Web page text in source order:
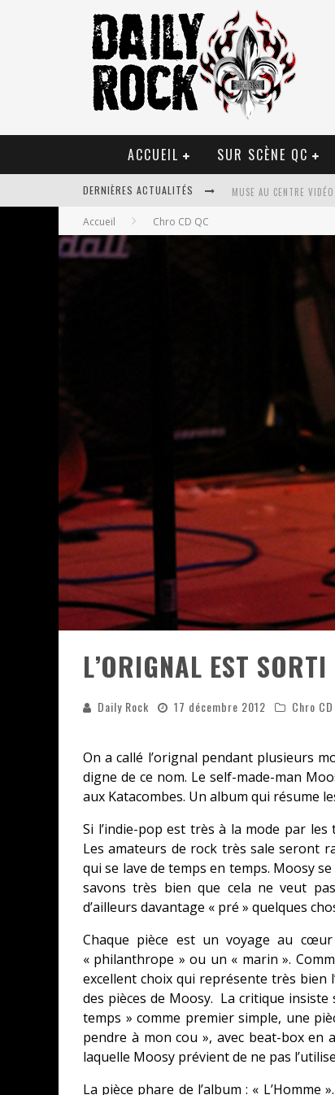
ACCUEIL SUR SCÈNE QC
DERNIÈRES ACTUALITÉS
JOURNEY AU CENTRE
LA TRAGÉDIE SORT DE
ON VA SE LE DIRE,
LA COMPIL’ ZOO DE
LES RÊVES SONT FAITS
DEATH NOTE SILENCE -
ÉNORME SUCCÈS POUR
Accueil Chro CD QC
L’ORIGNAL EST SORTI
Daily Rock 17 décembre 2012 Chro CD
On a callé l’orignal pendant plusieurs
digne de ce nom. Le self-made-man
aux Katacombes. Un album qui résume
Si l’indie-pop est très à la mode par
Les amateurs de rock très sale seront
qui se lave de temps en temps. Moosy
savons très bien que cela ne veut
d’ailleurs davantage « pré » quelques
Chaque pièce est un voyage au
« philanthrope » ou un « marin ».
excellent choix qui représente très bien
des pièces de Moosy. La critique
temps » comme premier simple, une
pendre à mon cou », avec beat-box en
laquelle Moosy prévient de ne pas
La pièce phare de l’album : « L’Homme